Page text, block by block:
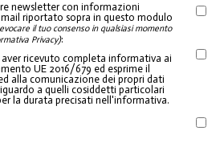
newsletter con informazioni
riportato sopra in questo modulo
il tuo consenso in qualsiasi momento
Privacy):
ricevuto completa informativa ai
UE 2016/679 ed esprime il
alla comunicazione dei propri dati
a quelli cosiddetti particolari
la durata precisati nell'informativa.